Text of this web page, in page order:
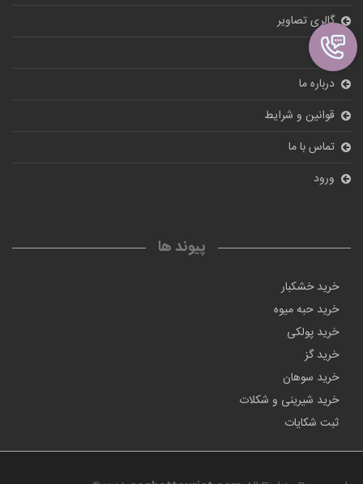
گالری تصاویر
بلاگ
درباره ما
قوانین و شرایط
تماس با ما
ورود
پیوند ها
خرید خشکبار
خرید حبه میوه
خرید پولکی
خرید گز
خرید سوهان
خرید شیرینی و شکلات
ثبت شکایات